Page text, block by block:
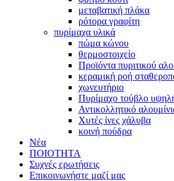
μεταβατική πλάκα
ρότορα γραφίτη
πυρίμαχα υλικά
πώμα κώνου
θερμοστοιχείο
Προϊόντα πυριτικού
κεραμική ροή
χωνευτήριο
Πυρίμαχο τούβλο
Αντικολλητικό
Χυτές ίνες χάλυβα
κοινή πούδρα
Νέα
ΠΟΙΟΤΗΤΑ
Συχνές ερωτήσεις
Επικοινωνήστε μαζί μας